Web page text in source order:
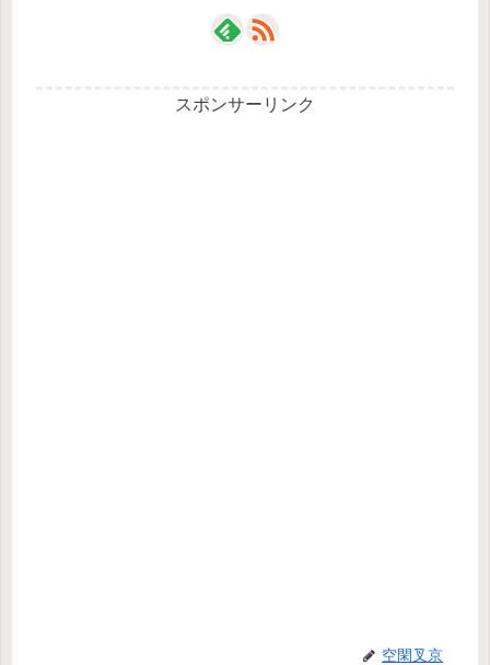
スポンサーリンク
空閑叉京